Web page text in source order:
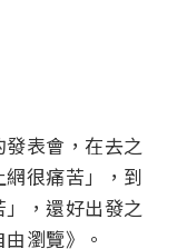
表會，在去之
很痛苦」，到
，還好出發之
瀏覽》。